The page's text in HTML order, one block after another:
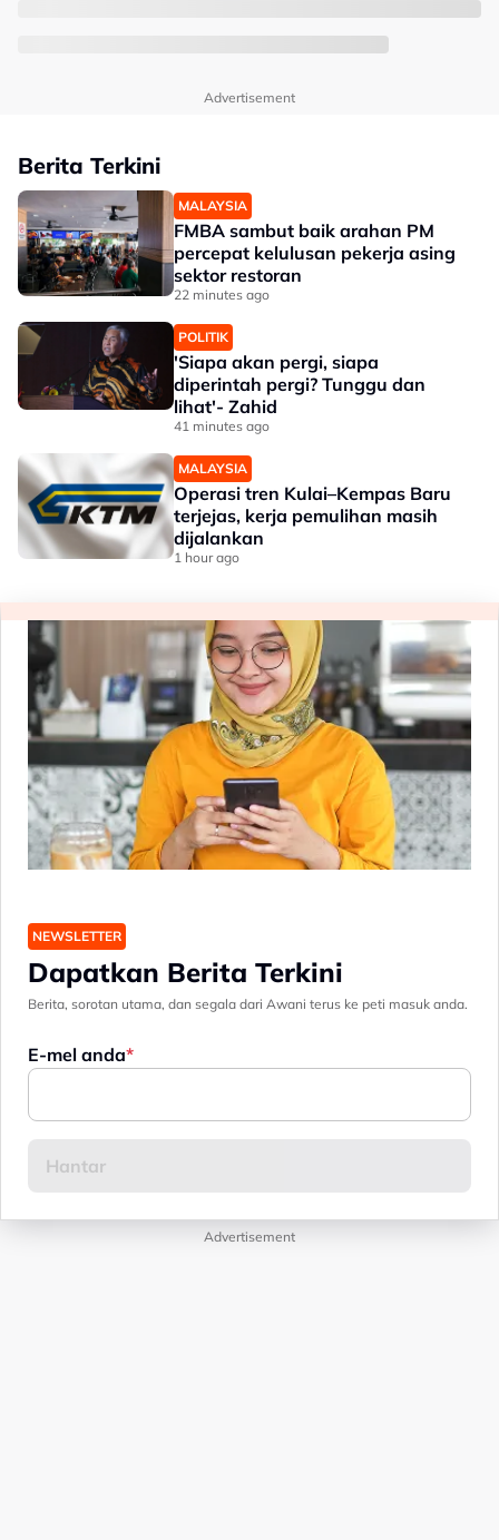
Advertisement
Berita Terkini
MALAYSIA
FMBA sambut baik arahan PM
percepat kelulusan pekerja asing
sektor restoran
22 minutes ago
POLITIK
'Siapa akan pergi, siapa
diperintah pergi? Tunggu dan
lihat'- Zahid
41 minutes ago
MALAYSIA
Operasi tren Kulai–Kempas Baru
terjejas, kerja pemulihan masih
dijalankan
1 hour ago
NEWSLETTER
Dapatkan Berita Terkini
Berita, sorotan utama, dan segala dari Awani terus ke peti masuk anda.
E-mel anda
Advertisement